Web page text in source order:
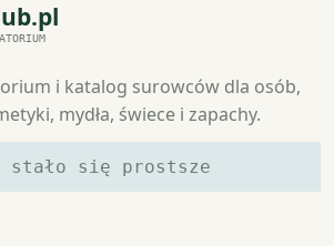
i katalog surowców dla osób,
mydła, świece i zapachy.
stało się prostsze